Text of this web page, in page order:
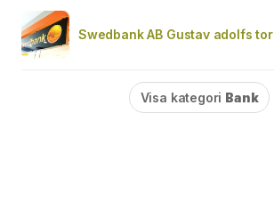
Swedbank AB Gustav adolfs
Visa kategori Bank